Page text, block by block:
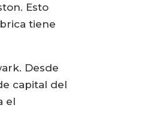
Esto
tiene
Desde
capital del
el